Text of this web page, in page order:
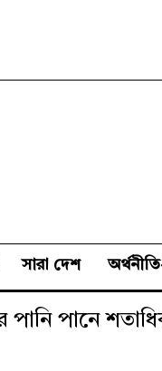
সারা দেশ
পানি পানে